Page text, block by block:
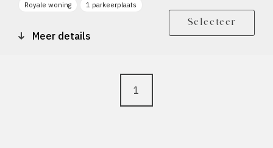
Royale woning 1 parkeerplaats
Meer details
Selecteer
1